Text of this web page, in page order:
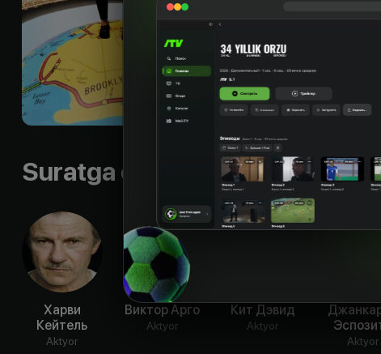
чтобы снять такое
сценки, кусочки из
наше воображение
позволяет как будто
Shior:
«Welcome to the
Sifati: HD
Suratga olish guruhi
Харви
Кейтель
Aktyor
Виктор Арго
Aktyor
Кит Дэвид
Aktyor
Aktyor